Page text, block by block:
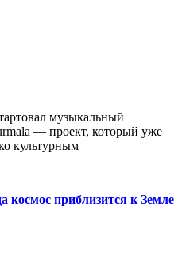
музыкальный
— проект, который уже
культурным
космос приблизится к Земле